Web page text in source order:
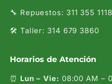
🔧 Repuestos: 311 355 1118
🛠️ Taller: 314 679 3860
Horarios de Atención
⏰ Lun – Vie: 08:00 AM –